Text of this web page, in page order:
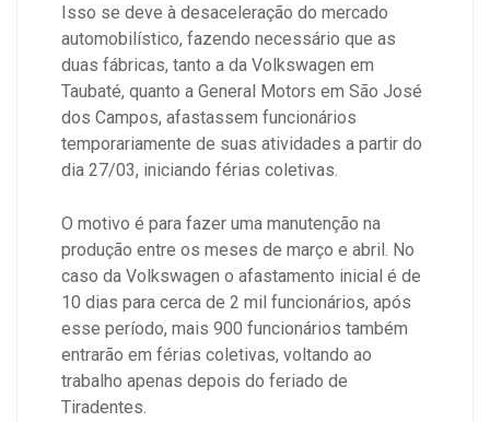
Isso se deve à desaceleração do mercado
automobilístico, fazendo necessário que as
duas fábricas, tanto a da Volkswagen em
Taubaté, quanto a General Motors em São José
dos Campos, afastassem funcionários
temporariamente de suas atividades a partir do
dia 27/03, iniciando férias coletivas.
O motivo é para fazer uma manutenção na
produção entre os meses de março e abril. No
caso da Volkswagen o afastamento inicial é de
10 dias para cerca de 2 mil funcionários, após
esse período, mais 900 funcionários também
entrarão em férias coletivas, voltando ao
trabalho apenas depois do feriado de
Tiradentes.